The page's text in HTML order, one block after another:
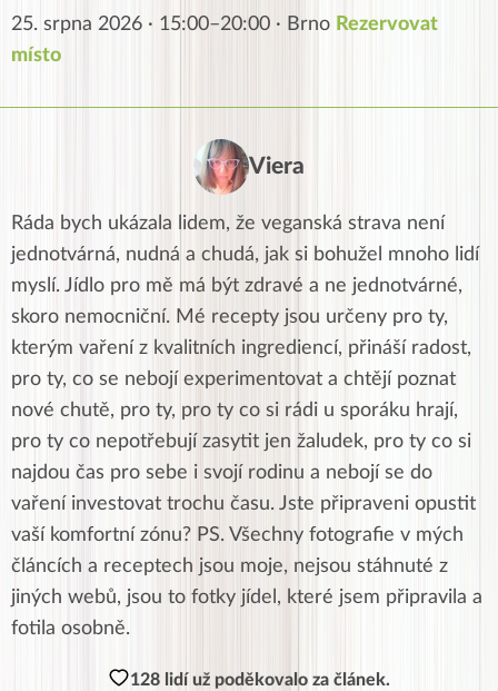
25. srpna 2026 · 15:00–20:00 · Brno Rezervovat
místo
Viera
Ráda bych ukázala lidem, že veganská strava není
jednotvárná, nudná a chudá, jak si bohužel mnoho lidí
myslí. Jídlo pro mě má být zdravé a ne jednotvárné,
skoro nemocniční. Mé recepty jsou určeny pro ty,
kterým vaření z kvalitních ingrediencí, přináší radost,
pro ty, co se nebojí experimentovat a chtějí poznat
nové chutě, pro ty, pro ty co si rádi u sporáku hrají,
pro ty co nepotřebují zasytit jen žaludek, pro ty co si
najdou čas pro sebe i svojí rodinu a nebojí se do
vaření investovat trochu času. Jste připraveni opustit
vaší komfortní zónu? PS. Všechny fotografie v mých
článcích a receptech jsou moje, nejsou stáhnuté z
jiných webů, jsou to fotky jídel, které jsem připravila a
fotila osobně.
128 lidí už poděkovalo za článek.